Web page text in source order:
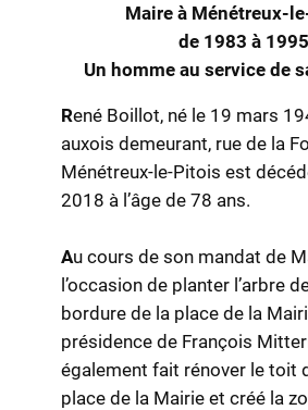
Maire à Ménétreux-
de 1983 à 1995
Un homme au service de
René Boillot, né le 19 mars
auxois demeurant, rue de la
Ménétreux-le-Pitois est
2018 à l’âge de 78 ans.
Au cours de son mandat de
l’occasion de planter l’arbre
bordure de la place de la
présidence de François
également fait rénover le toit
place de la Mairie et créé la